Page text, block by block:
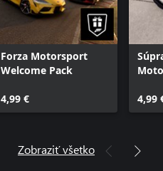
Forza Motorsport
Welcome Pack
4,99 €
4,99
Zobraziť všetko